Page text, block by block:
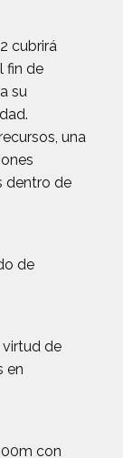
cubrirá
fin de
su
una
dentro de
de
virtud de
en
con